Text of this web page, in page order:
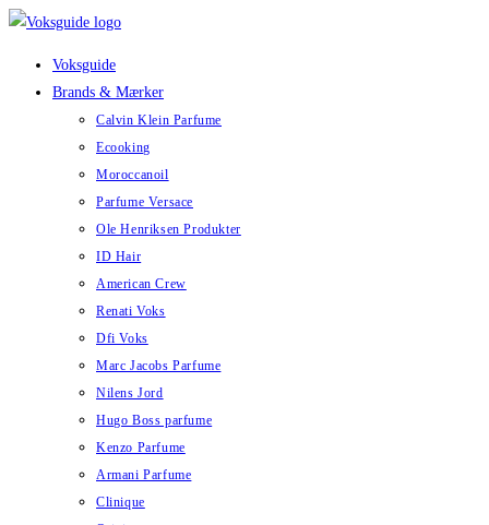
Skip
Voksguide
Brands & Mærker
Calvin Klein Parfume
Ecooking
Moroccanoil
Parfume Versace
Ole Henriksen Produkter
ID Hair
American Crew
Renati Voks
Dfi Voks
Marc Jacobs Parfume
Nilens Jord
Hugo Boss parfume
Kenzo Parfume
Armani Parfume
Clinique